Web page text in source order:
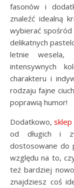
fasonów i
znaleźć idealną
wybierać spośród
delikatnych
letnie wesela,
intensywnych
charakteru i
rodzaju fajne
poprawią humor!
Dodatkowo,
od długich i
dostosowane do
względu na to,
też bardziej
znajdziesz coś